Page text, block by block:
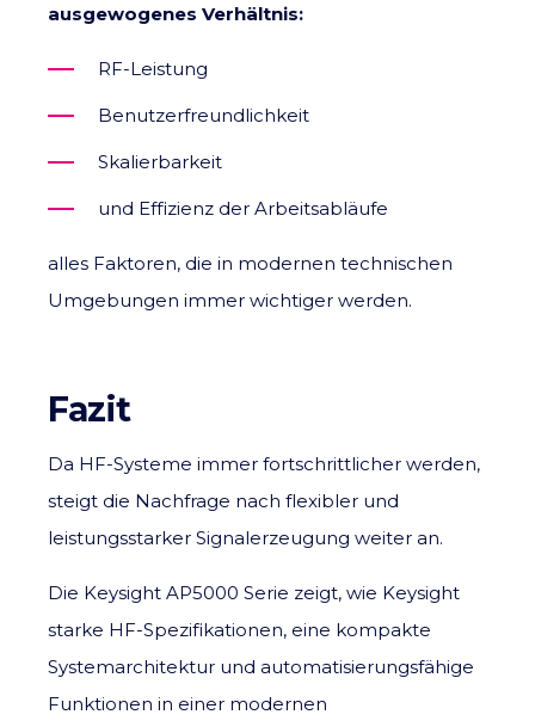
ausgewogenes Verhältnis:
RF-Leistung
Benutzerfreundlichkeit
Skalierbarkeit
und Effizienz der Arbeitsabläufe
alles Faktoren, die in modernen technischen
Umgebungen immer wichtiger werden.
Fazit
Da HF-Systeme immer fortschrittlicher werden,
steigt die Nachfrage nach flexibler und
leistungsstarker Signalerzeugung weiter an.
Die Keysight AP5000 Serie zeigt, wie Keysight
starke HF-Spezifikationen, eine kompakte
Systemarchitektur und automatisierungsfähige
Funktionen in einer modernen